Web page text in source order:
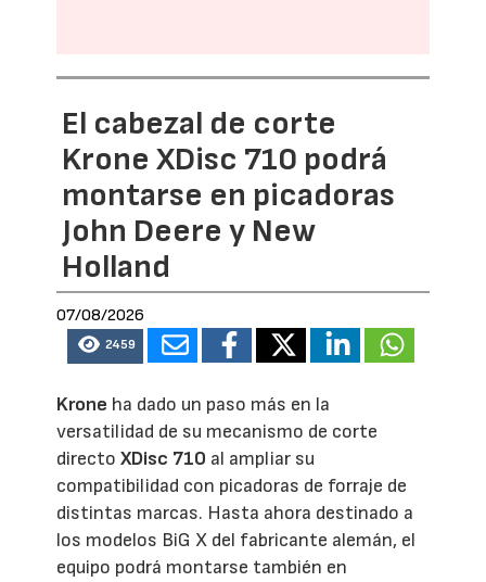
El cabezal de corte
Krone XDisc 710 podrá
montarse en picadoras
John Deere y New
Holland
07/08/2026
2459
Krone ha dado un paso más en la
versatilidad de su mecanismo de corte
directoXDisc 710 al ampliar su
compatibilidad con picadoras de forraje de
distintas marcas. Hasta ahora destinado a
los modelos BiG X del fabricante alemán, el
equipo podrá montarse también en